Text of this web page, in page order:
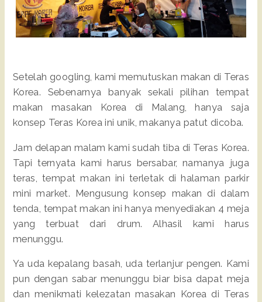
Setelah googling, kami memutuskan makan di Teras
Korea. Sebenarnya banyak sekali pilihan tempat
makan masakan Korea di Malang, hanya saja
konsep Teras Korea ini unik, makanya patut dicoba.
Jam delapan malam kami sudah tiba di Teras Korea.
Tapi ternyata kami harus bersabar, namanya juga
teras, tempat makan ini terletak di halaman parkir
mini market. Mengusung konsep makan di dalam
tenda, tempat makan ini hanya menyediakan 4 meja
yang terbuat dari drum. Alhasil kami harus
menunggu.
Ya uda kepalang basah, uda terlanjur pengen. Kami
pun dengan sabar menunggu biar bisa dapat meja
dan menikmati kelezatan masakan Korea di Teras